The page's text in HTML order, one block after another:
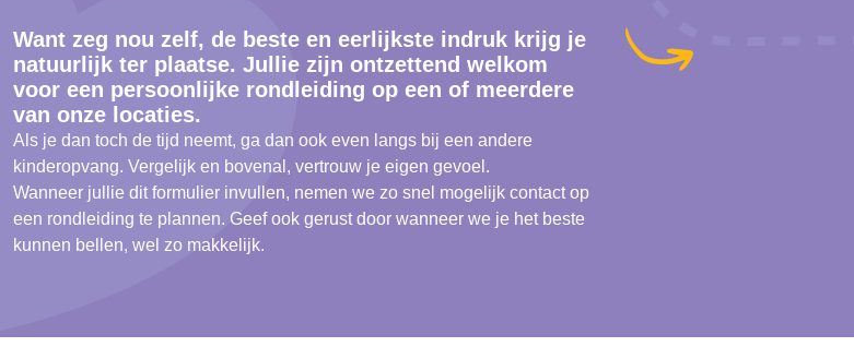
Want zeg nou zelf, de beste en eerlijkste indruk krijg je
natuurlijk ter plaatse. Jullie zijn ontzettend welkom
voor een persoonlijke rondleiding op een of meerdere
van onze locaties.
Als je dan toch de tijd neemt, ga dan ook even langs bij een andere
kinderopvang. Vergelijk en bovenal, vertrouw je eigen gevoel.
Wanneer jullie dit formulier invullen, nemen we zo snel mogelijk contact op
een rondleiding te plannen. Geef ook gerust door wanneer we je het beste
kunnen bellen, wel zo makkelijk.